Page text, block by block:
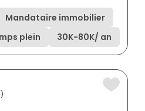
Mandataire immobilier
plein 30K-80K/ an